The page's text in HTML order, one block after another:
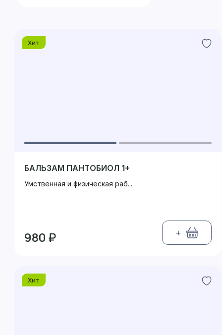
Хит
БАЛЬЗАМ ПАНТОБИОЛ 1+
Умственная и физическая раб...
980 ₽ +
Хит